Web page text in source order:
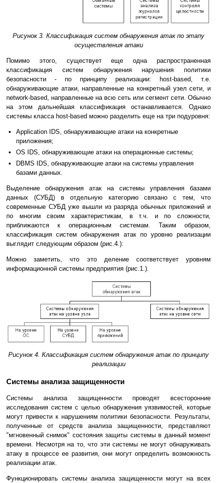
Рисунок 3. Классификация систем обнаружения атак по этапу
осуществления атаки
Помимо этого, существует еще одна распространенная
классификация систем обнаружения нарушения политики
безопасности - по принципу реализации: host-based, т.е.
обнаруживающие атаки, направленные на конкретный узел сети, и
network-based, направленные на всю сеть или сегмент сети. Обычно
на этом дальнейшая классификация останавливается. Однако
системы класса host-based можно разделить еще на три подуровня:
Application IDS, обнаруживающие атаки на конкретные
приложения;
OS IDS, обнаруживающие атаки на операционные системы;
DBMS IDS, обнаруживающие атаки на системы управления
базами данных.
Выделение обнаружения атак на системы управления базами
данных (СУБД) в отдельную категорию связано с тем, что
современные СУБД уже вышли из разряда обычных приложений и
по многим своим характеристикам, в т.ч. и по сложности,
приближаются к операционным системам. Таким образом,
классификация систем обнаружения атак по уровню реализации
выглядит следующим образом (рис.4.):
Можно заметить, что это деление соответствует уровням
информационной системы предприятия (рис.1.).
Рисунок 4. Классификация систем обнаружения атак по принципу
реализации
Системы анализа защищенности
Системы анализа защищенности проводят всесторонние
исследования систем с целью обнаружения уязвимостей, которые
могут привести к нарушениям политики безопасности. Результаты,
полученные от средств анализа защищенности, представляют
"мгновенный снимок" состояния защиты системы в данный момент
времени. Несмотря на то, что эти системы не могут обнаруживать
атаку в процессе ее развития, они могут определить возможность
реализации атак.
Функционировать системы анализа защищенности могут на всех